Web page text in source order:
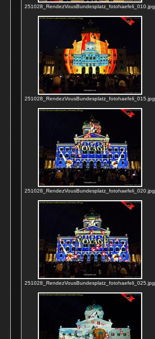
251028_RendezVousBundesplatz_fotohaefeli_010.jpg
251028_RendezVousBundesplatz_fotohaefeli_015.jpg
251028_RendezVousBundesplatz_fotohaefeli_020.jpg
251028_RendezVousBundesplatz_fotohaefeli_025.jpg